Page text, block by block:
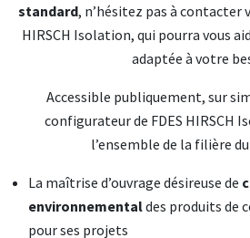
standard, n’hésitez pas à contacter
HIRSCH Isolation, qui pourra vous
adaptée à votre
Accessible publiquement, sur
configurateur de FDES HIRSCH
l’ensemble de la filière
La maîtrise d’ouvrage désireuse de
environnementaldes produits de
pour ses projets